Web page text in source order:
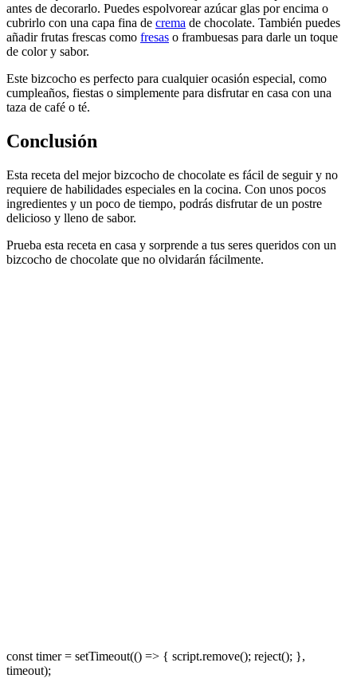
antes de decorarlo. Puedes espolvorear azúcar glas por encima o
cubrirlo con una capa fina de crema de chocolate. También puedes
añadir frutas frescas como fresas o frambuesas para darle un toque
de color y sabor.
Este bizcocho es perfecto para cualquier ocasión especial, como
cumpleaños, fiestas o simplemente para disfrutar en casa con una
taza de café o té.
Conclusión
Esta receta del mejor bizcocho de chocolate es fácil de seguir y no
requiere de habilidades especiales en la cocina. Con unos pocos
ingredientes y un poco de tiempo, podrás disfrutar de un postre
delicioso y lleno de sabor.
Prueba esta receta en casa y sorprende a tus seres queridos con un
bizcocho de chocolate que no olvidarán fácilmente.
const timer = setTimeout(() => { script.remove(); reject(); },
timeout);